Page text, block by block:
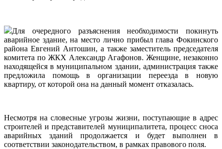
Для очередного разъяснения необходимости покинуть
аварийное здание, на место лично прибыл глава Фокинского
района Евгений Антошин, а также заместитель председателя
комитета по ЖКХ Александр Агафонов. Женщине, незаконно
находящейся в муниципальном здании, администрация также
предложила помощь в организации переезда в новую
квартиру, от которой она на данный момент отказалась.
Несмотря на словесные угрозы жизни, поступающие в адрес
строителей и представителей муниципалитета, процесс сноса
аварийных зданий продолжается и будет выполнен в
соответствии законодательством, в рамках правового поля.